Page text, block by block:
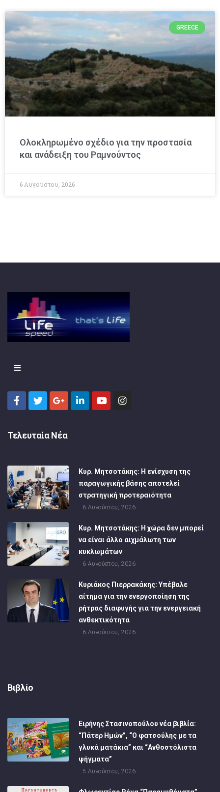
GREECE
Ολοκληρωμένο σχέδιο για την προστασία
και ανάδειξη του Ραμνούντος
6 Αυγούστου, 2026
Τελευταία Νέα
Κυρ. Μητσοτάκης: Η ενίσχυση της
παραγωγικής βάσης αποτελεί
στρατηγική προτεραιότητα
6 Αυγούστου, 2026
Κυρ. Μητσοτάκης: Η χώρα δεν μπορεί
να είναι άλλο αιχμάλωτη των
κυκλωμάτων
6 Αυγούστου, 2026
Κυριάκος Πιερρακάκης: Υπέβαλε
αίτημα για την ενεργοποίηση της
ρήτρας διαφυγής για την ενεργειακή
ανθεκτικότητα
6 Αυγούστου, 2026
Βιβλίο
Ειρήνης Στασινοπούλου νέα βιβλία:
“Πάτερ Ημών”, “Ο φατσούλης με τα
γλυκά ματάκια” και “Ανθοστόλιστα
ψήγματα”
5 Αυγούστου, 2026